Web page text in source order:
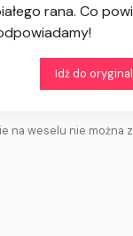
rana. Co
Idź do
na weselu nie można